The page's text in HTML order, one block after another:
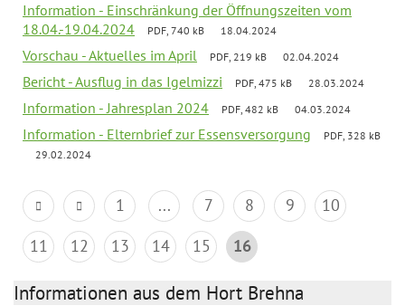
Information - Einschränkung der Öffnungszeiten vom
18.04.-19.04.2024
PDF, 740 kB 18.04.2024
Vorschau - Aktuelles im April PDF, 219 kB 02.04.2024
Bericht - Ausflug in das Igelmizzi PDF, 475 kB 28.03.2024
Information - Jahresplan 2024 PDF, 482 kB 04.03.2024
Information - Elternbrief zur Essensversorgung
PDF, 328 kB
29.02.2024
1 ... 7 8 9
10
11
12 13 14 15 16
Informationen aus dem Hort Brehna